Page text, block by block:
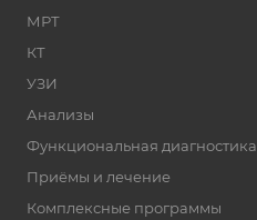
МРТ
КТ
УЗИ
Анализы
Функциональная диагностика
Приёмы и лечение
Комплексные программы